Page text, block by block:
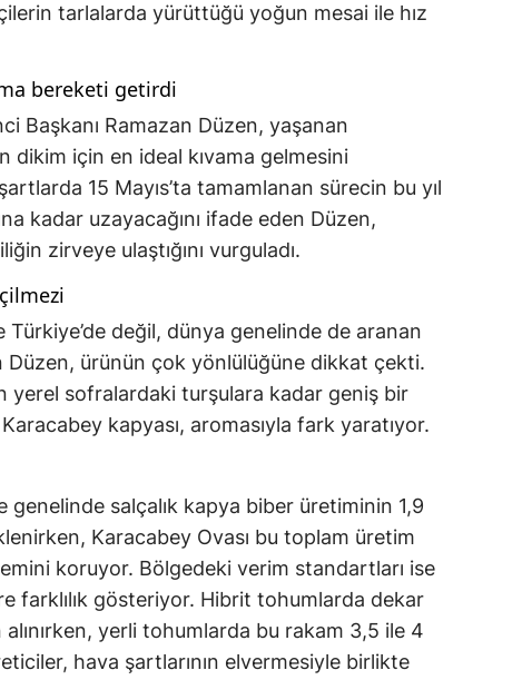
tarlalarda yürüttüğü yoğun mesai ile hız
bereketi getirdi
Başkanı Ramazan Düzen, yaşanan
dikim için en ideal kıvama gelmesini
15 Mayıs’ta tamamlanan sürecin bu yıl
kadar uzayacağını ifade eden Düzen,
zirveye ulaştığını vurguladı.
değil, dünya genelinde de aranan
ürünün çok yönlülüğüne dikkat çekti.
yerel sofralardaki turşulara kadar geniş bir
kapyası, aromasıyla fark yaratıyor.
salçalık kapya biber üretiminin 1,9
Karacabey Ovası bu toplam üretim
koruyor. Bölgedeki verim standartları ise
farklılık gösteriyor. Hibrit tohumlarda dekar
alınırken, yerli tohumlarda bu rakam 3,5 ile 4
hava şartlarının elvermesiyle birlikte